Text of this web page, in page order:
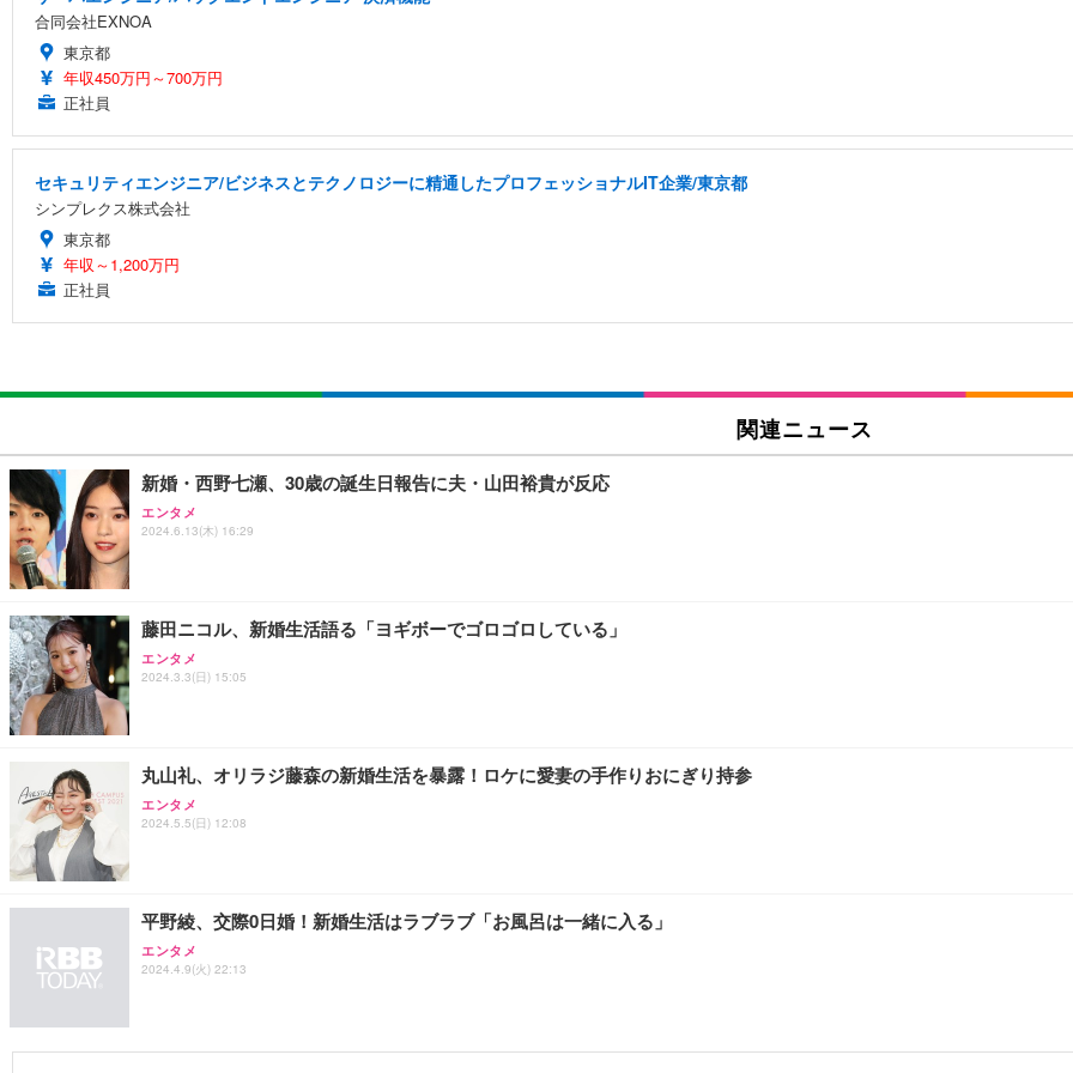
合同会社EXNOA
東京都
年収450万円～700万円
正社員
セキュリティエンジニア/ビジネスとテクノロジーに精通したプロフェッショナルIT企業/東京都
シンプレクス株式会社
東京都
年収～1,200万円
正社員
関連ニュース
新婚・西野七瀬、30歳の誕生日報告に夫・山田裕貴が反応
エンタメ
2024.6.13(木) 16:29
藤田ニコル、新婚生活語る「ヨギボーでゴロゴロしている」
エンタメ
2024.3.3(日) 15:05
丸山礼、オリラジ藤森の新婚生活を暴露！ロケに愛妻の手作りおにぎり持参
エンタメ
2024.5.5(日) 12:08
平野綾、交際0日婚！新婚生活はラブラブ「お風呂は一緒に入る」
エンタメ
2024.4.9(火) 22:13